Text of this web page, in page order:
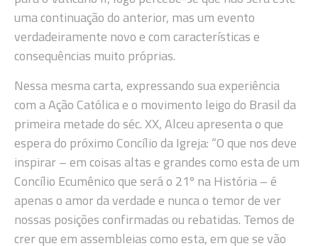
uma continuação do anterior, mas um evento
verdadeiramente novo e com características e
consequências muito próprias.
Nessa mesma carta, expressando sua experiência
com a Ação Católica e o movimento leigo do Brasil da
primeira metade do séc. XX, Alceu apresenta o que
espera do próximo Concílio da Igreja: “O que nos deve
inspirar – em coisas altas e grandes como esta de um
Concílio Ecumênico que será o 21º na História – é
apenas o amor da verdade e nunca o temor de ver
nossas posições confirmadas ou rebatidas. Temos de
crer que em assembleias como esta, em que se vão